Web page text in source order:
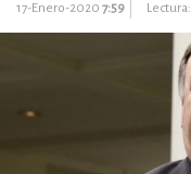
17-Enero-2020 7:59 Lectura: